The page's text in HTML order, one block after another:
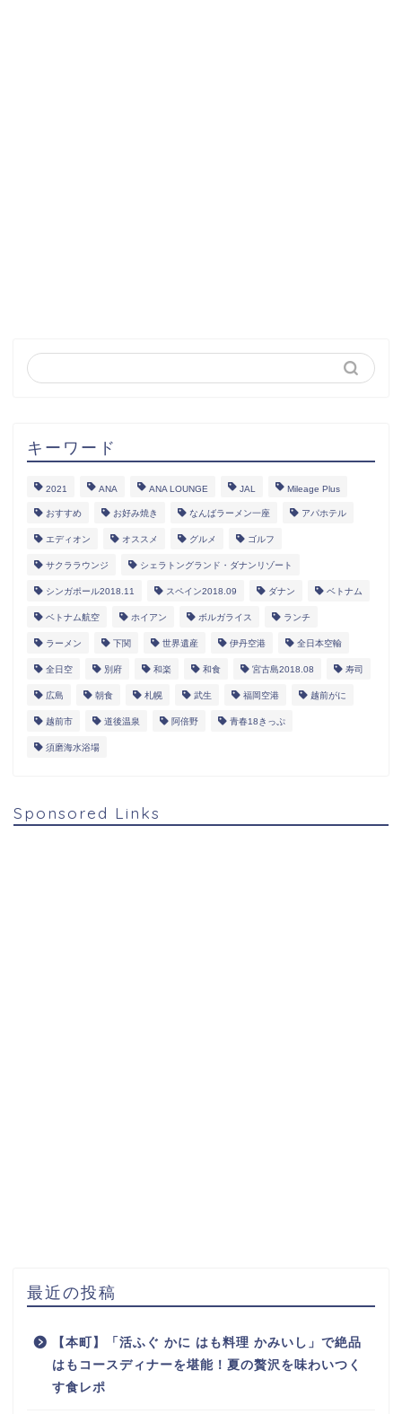
キーワード
2021 ANA ANA LOUNGE JAL Mileage Plus
おすすめ お好み焼き なんばラーメン一座 アパホテル
エディオン オススメ グルメ ゴルフ
サクララウンジ シェラトングランド・ダナンリゾート
シンガポール2018.11 スペイン2018.09 ダナン ベトナム
ベトナム航空 ホイアン ボルガライス ランチ
ラーメン 下関 世界遺産 伊丹空港 全日本空輸
全日空 別府 和楽 和食 宮古島2018.08 寿司
広島 朝食 札幌 武生 福岡空港 越前がに
越前市 道後温泉 阿倍野 青春18きっぷ
須磨海水浴場
Sponsored Links
最近の投稿
【本町】「活ふぐ かに はも料理 かみいし」で絶品
はもコースディナーを堪能！夏の贅沢を味わいつく
す食レポ